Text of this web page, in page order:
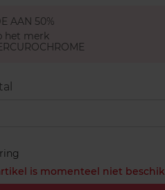
AAN 50%
het merk
is momenteel niet